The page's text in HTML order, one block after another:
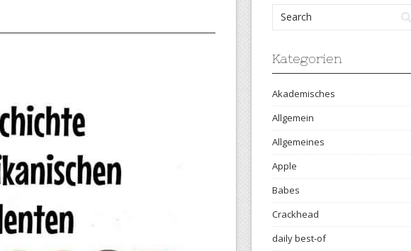
Kategorien
Akademisches
Allgemein
Allgemeines
Apple
Babes
Crackhead
daily best-of